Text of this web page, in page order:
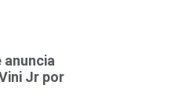
anuncia
Jr por